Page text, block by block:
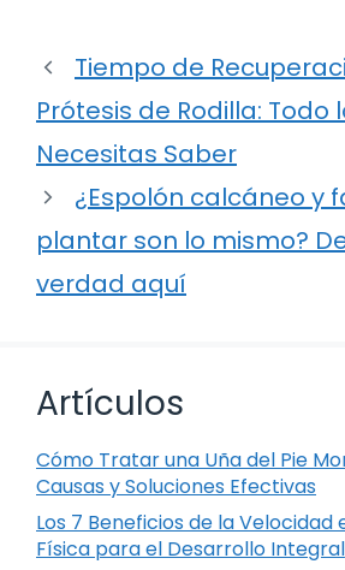
Tiempo de
Prótesis de Rodilla: Todo
Necesitas Saber
¿Espolón calcáneo y
plantar son lo mismo?
verdad aquí
Artículos
Cómo Tratar una Uña del Pie
Causas y Soluciones Efectivas
Los 7 Beneficios de la Velocidad
Física para el Desarrollo Integral